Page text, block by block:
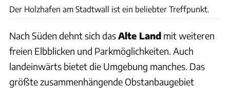
Der Holzhafen am Stadtwall ist ein beliebter Treffpunkt.
Nach Süden dehnt sich dasAlte Land mit weiteren
freien Elbblicken und Parkmöglichkeiten. Auch
landeinwärts bietet die Umgebung manches. Das
größte zusammenhängende Obstanbaugebiet